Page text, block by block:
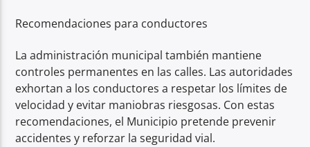
Recomendaciones para conductores
La administración municipal también mantiene
controles permanentes en las calles. Las autoridades
exhortan a los conductores a respetar los límites de
velocidad y evitar maniobras riesgosas. Con estas
recomendaciones, el Municipio pretende prevenir
accidentes y reforzar la seguridad vial.